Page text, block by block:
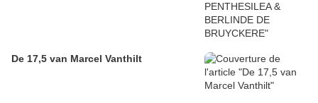
De 17,5 van Marcel Vanthilt